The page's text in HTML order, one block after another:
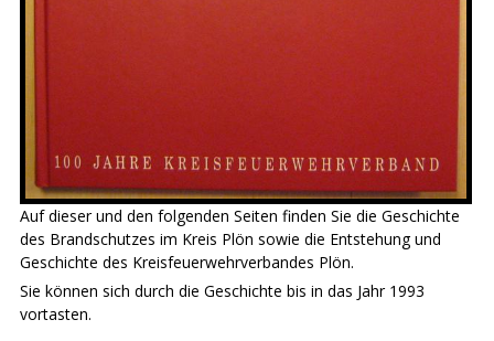
Auf dieser und den folgenden Seiten finden Sie die Geschichte
des Brandschutzes im Kreis Plön sowie die Entstehung und
Geschichte des Kreisfeuerwehrverbandes Plön.
Sie können sich durch die Geschichte bis in das Jahr 1993
vortasten.